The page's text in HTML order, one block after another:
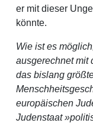
er mit dieser
könnte.
Wie ist es
ausgerechnet mit
das bislang
europäischen
Judenstaat